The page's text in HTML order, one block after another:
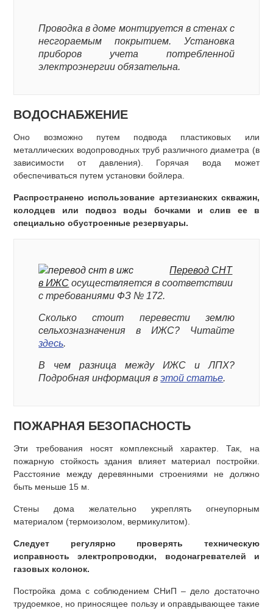
Проводка в доме монтируется в стенах с
несгораемым покрытием. Установка
приборов учета потребленной
электроэнергии обязательна.
ВОДОСНАБЖЕНИЕ
Оно возможно путем подвода пластиковых или
металлических водопроводных труб различного диаметра (в
зависимости от давления). Горячая вода может
обеспечиваться путем установки бойлера.
Распространено использование артезианских скважин,
колодцев или подвоз воды бочками и слив ее в
специально обустроенные резервуары.
Перевод СНТ
в ИЖС осуществляется в соответствии
с требованиями ФЗ № 172.
Сколько стоит перевести землю
сельхозназначения в ИЖС? Читайте
здесь.
В чем разница между ИЖС и ЛПХ?
Подробная информация вэтой статье.
ПОЖАРНАЯ БЕЗОПАСНОСТЬ
Эти требования носят комплексный характер. Так, на
пожарную стойкость здания влияет материал постройки.
Расстояние между деревянными строениями не должно
быть меньше 15 м.
Стены дома желательно укреплять огнеупорным
материалом (термоизолом, вермикулитом).
Следует регулярно проверять техническую
исправность электропроводки, водонагревателей и
газовых колонок.
Постройка дома с соблюдением СНиП – дело достаточно
трудоемкое, но приносящее пользу и оправдывающее такие